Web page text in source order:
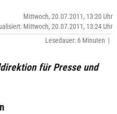
Mittwoch, 20.07.2011, 13:20 Uhr
Mittwoch, 20.07.2011, 13:24 Uhr
Lesedauer: 6 Minuten |
für Presse und